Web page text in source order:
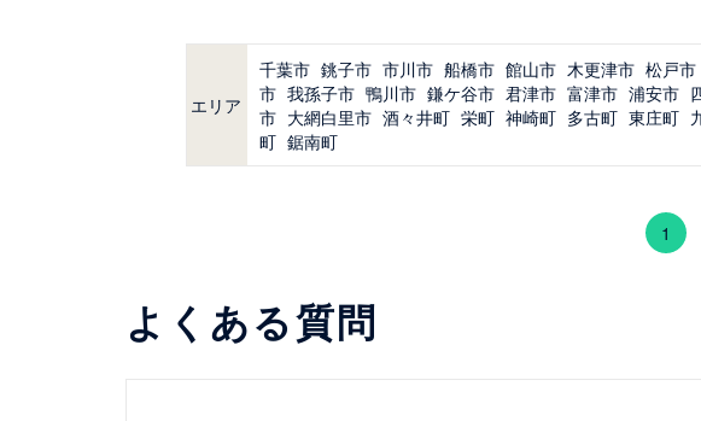
エリア
千葉市 銚子市 市川市 船橋市 館山市 木更津市 松戸市
市 我孫子市 鴨川市 鎌ケ谷市 君津市 富津市 浦安市
市 大網白里市 酒々井町 栄町 神崎町 多古町 東庄町
町 鋸南町
1
よくある質問